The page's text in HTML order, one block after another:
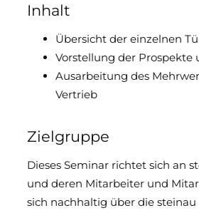
Inhalt
Übersicht der einzelnen
Vorstellung der Prospekte
Ausarbeitung des
Vertrieb
Zielgruppe
Dieses Seminar richtet sich an
und deren Mitarbeiter und
sich nachhaltig über die